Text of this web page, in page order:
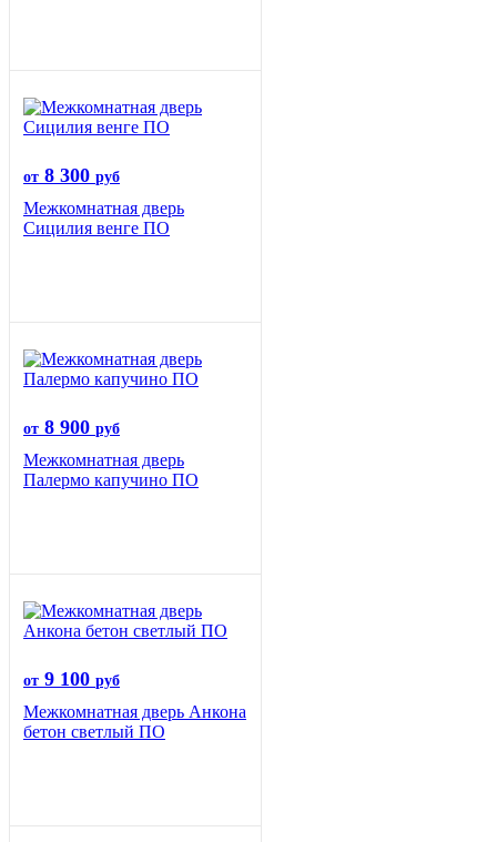
от 8 300 руб
Межкомнатная дверь
Сицилия венге ПО
от 8 900 руб
Межкомнатная дверь
Палермо капучино ПО
от 9 100 руб
Межкомнатная дверь Анкона
бетон светлый ПО